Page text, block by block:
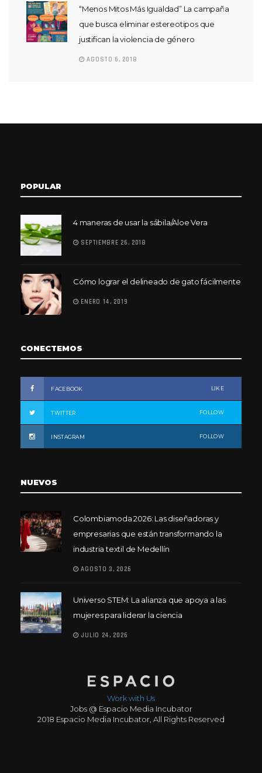
“Menos Mitos Más Igualdad” La campaña
que busca eliminar estereotipos que
justifican la violencia de género
AGOSTO 6, 2018
POPULAR
4 maneras de usar la sábila/Aloe Vera
SEPTIEMBRE 26, 2018
Cómo lograr el delineado de gato fácilmente
ENERO 14, 2019
CONECTEMOS
FACEBOOK LIKE
TWITTER FOLLOW
INSTAGRAM FOLLOW
NUEVOS
Colombiamoda 2026: Las diseñadoras y
empresarias que están transformando la
industria textil de Medellín
AGOSTO 3, 2026
Universo STEM: La alianza que apoya a las
mujeres para liderar la ciencia
JULIO 24, 2026
Work with Us
Jobs @ Espacio Media Incubator
2018 Espacio Media Incubator, All Rights Reserved